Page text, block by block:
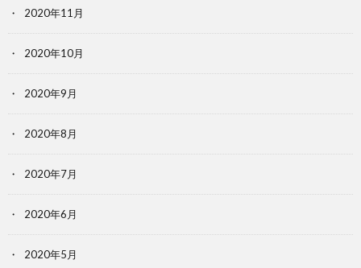
2020年11月
2020年10月
2020年9月
2020年8月
2020年7月
2020年6月
2020年5月